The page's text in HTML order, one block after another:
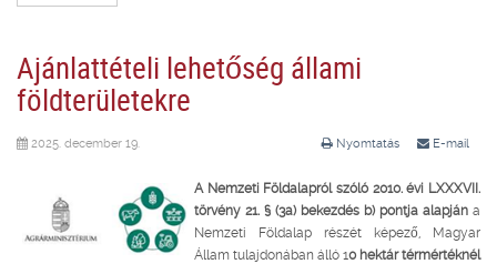
Ajánlattételi lehetőség állami
földterületekre
Nyomtatás E-mail
2025. december 19.
A Nemzeti Földalapról szóló 2010. évi LXXXVII.
törvény 21. § (3a) bekezdés b) pontja alapján a
Nemzeti Földalap részét képező, Magyar
Állam tulajdonában álló 10 hektár térmértéknél